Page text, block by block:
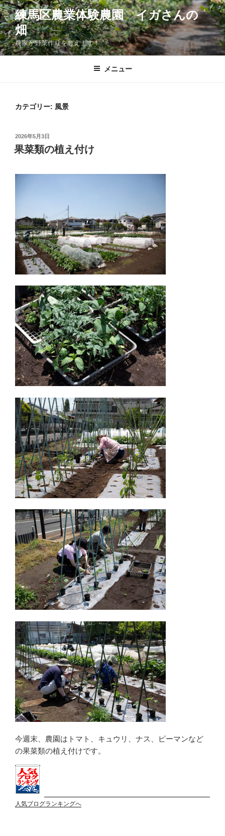
コ
ン
テ
ン
ツ
練馬区農業体験農園 イガさんの
畑
農家が野菜作りを教えます！
メニュー
カテゴリー: 風景
投
稿
日:
2026年5月3日
果菜類の植え付け
今週末、農園はトマト、キュウリ、ナス、ピーマンなど
の果菜類の植え付けです。
人気ブログランキングへ